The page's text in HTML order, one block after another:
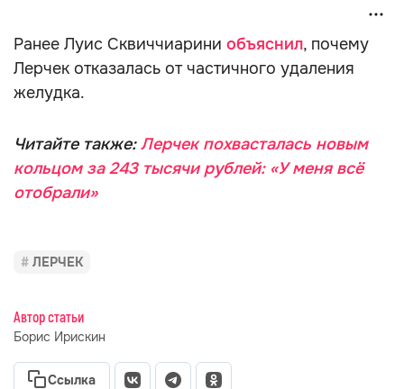
Ранее Луис Сквиччиарини объяснил, почему
Лерчек отказалась от частичного удаления
желудка.
Читайте также:Лерчек похвасталась новым
кольцом за 243 тысячи рублей: «У меня всё
отобрали»
ЛЕРЧЕК
Автор статьи
Борис Ирискин
Ссылка